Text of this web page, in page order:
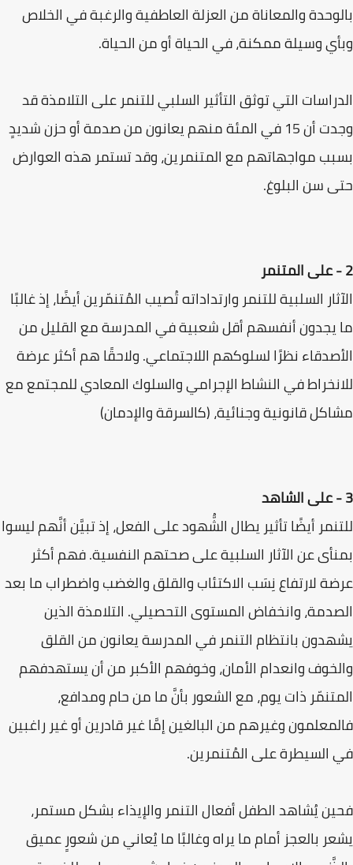
بالوحدة والمعاناة من العزلة العاطفية والرغبة في الخلاص
وبأي وسيلة ممكنة، في الحياة أو من الحياة.
الدراسات التي توثق التأثير السلبي للتنمر على التلامذة قد
وجدت أن 15 في المئة منهم يعانون من صدمة أو حزن شديدٍ
بسبب مواجهاتهم مع المتنمرين، وقد تستمر هذه العوارض
حتى سن البلوغ.
2 - على المتنمر
الآثار السلبية للتنمر وارتداداته تُصيب المُتنمّرين أيضًا، إذ غالبًا
ما يجدون أنفسهم أقل شعبية في المدرسة مع القليل من
الأصدقاء نظرًا لسلوكهم اللاجتماعي. ولاحقًا هم أكثر عرضة
للانخراط في النشاط الإجرامي والسلوك المعادي للمجتمع مع
مشاكل قانونية وجنائية، (كالسرقة والإدمان)
3 - على الشاهد
للتنمر أيضًا تأثير يطال الشُّهود على الفعل، إذ تبيَّن أنَّهم ليسوا
بمنأى عن الآثار السلبية على صحتهم النفسية. فهم أكثر
عرضة لارتفاع نِسَب الاكتئاب والقلق والغضب واضطراب ما بعد
الصدمة، وانخفاض المستوى التحصيلي. التلامذة الذين
يشهدون بانتظام التنمر في المدرسة يعانون من القلق
والخوف وانعدام الأمان، وخوفهم الأكبر من أن يستهدفهم
المتنمّر ذات يوم، مع الشعور بأنَّ ما من حام ومدافع،
فالمعلمون وغيرهم من البالغين إمَّا غير قادرين أو غير راغبين
في السيطرة على المُتنمرين.
فحين يُشاهد الطفل أفعال التنمر والإيذاء بشكل مستمر،
يشعر بالعجز أمام ما يراه وغالبًا ما يُعاني من شعورٍ عميق